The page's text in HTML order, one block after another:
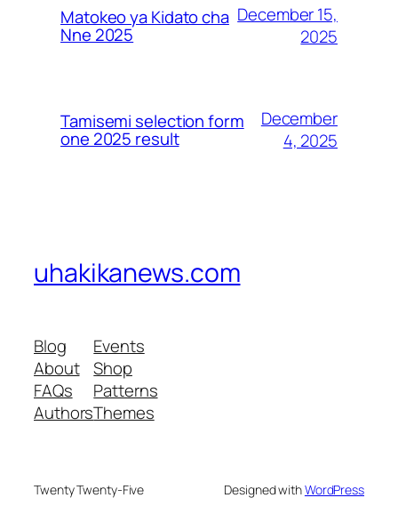
Matokeo ya Kidato cha
Nne 2025
December 15,
2025
Tamisemi selection form
one 2025 result
December
4, 2025
uhakikanews.com
Blog
About
FAQs
Authors
Events
Shop
Patterns
Themes
Twenty Twenty-Five Designed withWordPress